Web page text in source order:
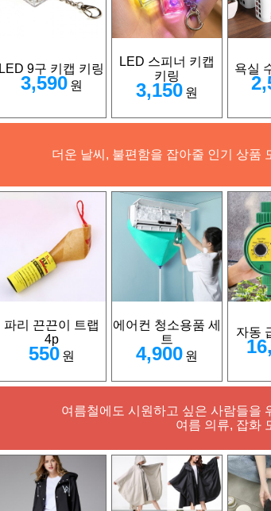
LED 9구 키캡 키링
3,590 원
LED 스피너 키캡
키링
3,150 원
욕실
더운 날씨, 불편함을 잡아줄 인기 상품
파리 끈끈이 트랩
4p
550 원
에어컨 청소용품 세
트
4,900 원
자동
여름철에도 시원하고 싶은 사람들을
여름 의류, 잡화